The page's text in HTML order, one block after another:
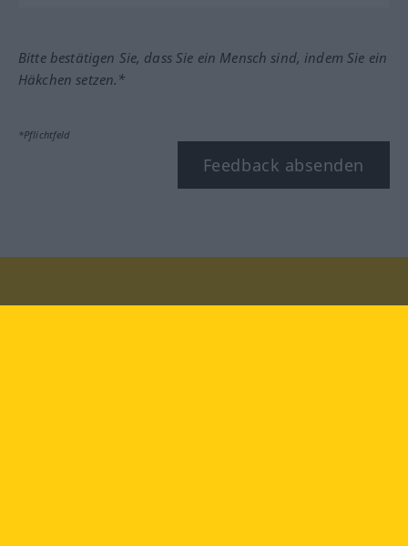
Bitte bestätigen Sie, dass Sie ein Mensch sind, indem Sie ein
Häkchen setzen.*
*Pflichtfeld
Feedback absenden
Besuchen Sie uns auf: